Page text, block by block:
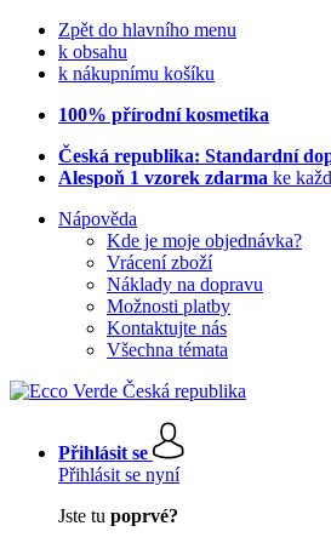
Zpět do hlavního menu
k obsahu
k nákupnímu košíku
100% přírodní kosmetika
Česká republika: Standardní
Alespoň 1 vzorek zdarma ke
Nápověda
Kde je moje objednávka?
Vrácení zboží
Náklady na dopravu
Možnosti platby
Kontaktujte nás
Všechna témata
Přihlásit se
Přihlásit se nyní
Jste tu poprvé?